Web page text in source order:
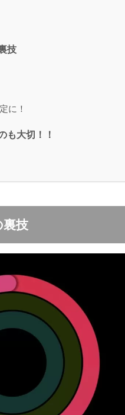
技
に！
も大切！！
裏技